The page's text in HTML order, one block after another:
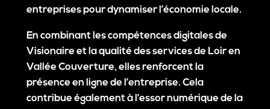
entreprises pour dynamiser l’économie locale.
En combinant les compétences digitales de
Visionaire et la qualité des services de Loir en
Vallée Couverture, elles renforcent la
présence en ligne de l’entreprise. Cela
contribue également à l’essor numérique de la